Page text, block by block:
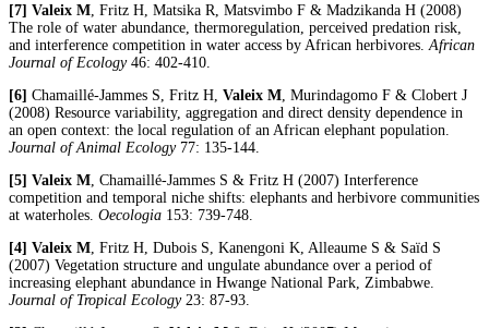
[7] Valeix M , Fritz H, Matsika R, Matsvimbo F & Madzikanda H (2008)
The role of water abundance, thermoregulation, perceived predation risk,
and interference competition in water access by African herbivores. African
Journal of Ecology 46: 402-410.
[6] Chamaillé-Jammes S, Fritz H, Valeix M , Murindagomo F & Clobert J
(2008) Resource variability, aggregation and direct density dependence in
an open context: the local regulation of an African elephant population.
Journal of Animal Ecology 77: 135-144.
[5] Valeix M , Chamaillé-Jammes S & Fritz H (2007) Interference
competition and temporal niche shifts: elephants and herbivore communities
at waterholes. Oecologia 153: 739-748.
[4] Valeix M , Fritz H, Dubois S, Kanengoni K, Alleaume S & Saïd S
(2007) Vegetation structure and ungulate abundance over a period of
increasing elephant abundance in Hwange National Park, Zimbabwe.
Journal of Tropical Ecology 23: 87-93.